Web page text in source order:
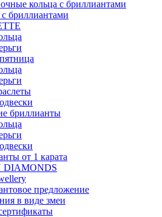
кольца с бриллиантами
бриллиантами
бриллианты
от 1 карата
DIAMONDS
предложение
в виде змеи